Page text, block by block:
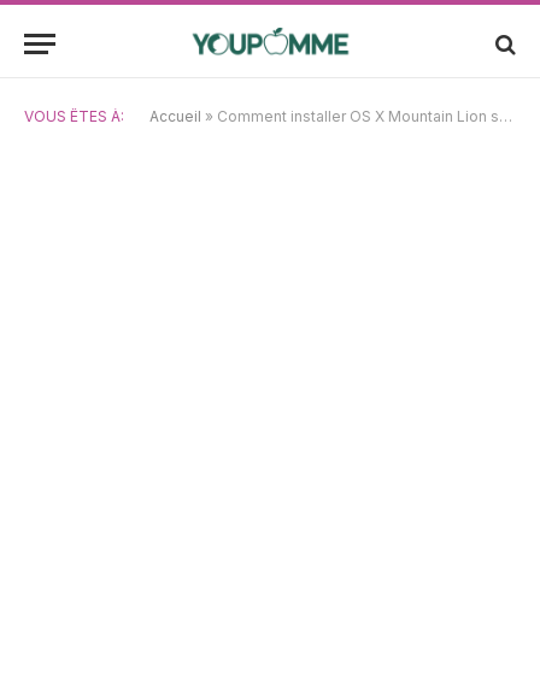
VOUS ÊTES À: Accueil » Comment installer OS X Mountain Lion sur Mac : tutoriel complet